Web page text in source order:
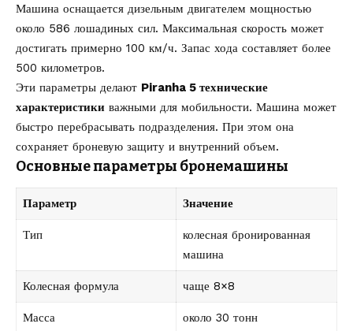
Машина оснащается дизельным двигателем мощностью
около 586 лошадиных сил. Максимальная скорость может
достигать примерно 100 км/ч. Запас хода составляет более
500 километров.
Эти параметры делают Piranha 5 технические
характеристики важными для мобильности. Машина может
быстро перебрасывать подразделения. При этом она
сохраняет броневую защиту и внутренний объем.
Основные параметры бронемашины
Параметр Значение
Тип
колесная бронированная
машина
Колесная формула чаще 8×8
Масса около 30 тонн